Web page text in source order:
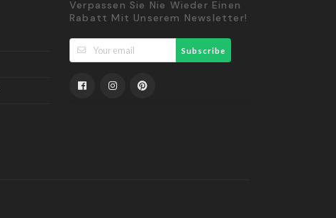
Verpassen Sie Nie Wieder Einen
Rabatt Mit Unserem Newsletter!
Subscribe